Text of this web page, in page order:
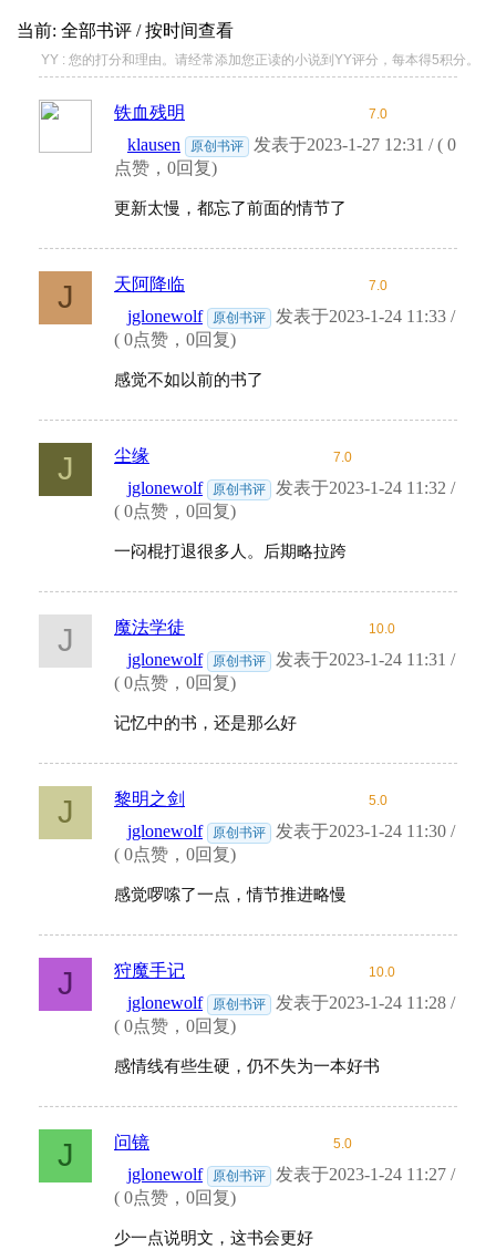
当前: 全部书评 / 按时间查看
YY : 您的打分和理由。请经常添加您正读的小说到YY评分，每本得5积分。
铁血残明 7.0
klausen 原创书评
发表于2023-1-27 12:31 / ( 0
点赞，0回复)
更新太慢，都忘了前面的情节了
J 天阿降临 7.0
jglonewolf 原创书评
发表于2023-1-24 11:33 /
( 0点赞，0回复)
感觉不如以前的书了
J 尘缘 7.0
jglonewolf 原创书评
发表于2023-1-24 11:32 /
( 0点赞，0回复)
一闷棍打退很多人。后期略拉跨
J 魔法学徒 10.0
jglonewolf 原创书评
发表于2023-1-24 11:31 /
( 0点赞，0回复)
记忆中的书，还是那么好
J 黎明之剑 5.0
jglonewolf 原创书评
发表于2023-1-24 11:30 /
( 0点赞，0回复)
感觉啰嗦了一点，情节推进略慢
J 狩魔手记 10.0
jglonewolf 原创书评
发表于2023-1-24 11:28 /
( 0点赞，0回复)
感情线有些生硬，仍不失为一本好书
J 问镜 5.0
jglonewolf 原创书评
发表于2023-1-24 11:27 /
( 0点赞，0回复)
少一点说明文，这书会更好